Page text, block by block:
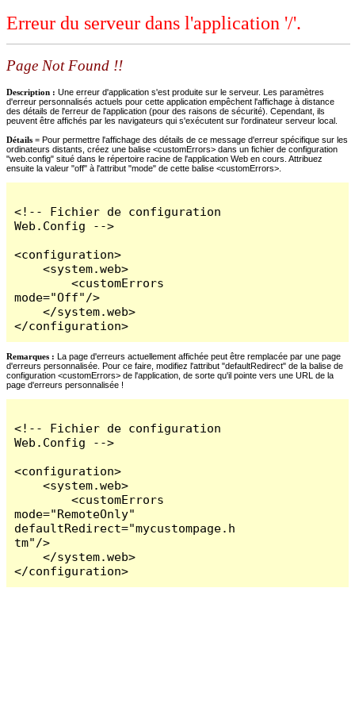
Erreur du serveur dans l'application '/'.
Page Not Found !!
Description : Une erreur d'application s'est produite sur le serveur. Les paramètres
d'erreur personnalisés actuels pour cette application empêchent l'affichage à distance
des détails de l'erreur de l'application (pour des raisons de sécurité). Cependant, ils
peuvent être affichés par les navigateurs qui s'exécutent sur l'ordinateur serveur local.
Détails = Pour permettre l'affichage des détails de ce message d'erreur spécifique sur les
ordinateurs distants, créez une balise <customErrors> dans un fichier de configuration
"web.config" situé dans le répertoire racine de l'application Web en cours. Attribuez
ensuite la valeur "off" à l'attribut "mode" de cette balise <customErrors>.
<!-- Fichier de configuration
Web.Config -->
<configuration>
    <system.web>
        <customErrors
mode="Off"/>
    </system.web>
</configuration>
Remarques : La page d'erreurs actuellement affichée peut être remplacée par une page
d'erreurs personnalisée. Pour ce faire, modifiez l'attribut "defaultRedirect" de la balise de
configuration <customErrors> de l'application, de sorte qu'il pointe vers une URL de la
page d'erreurs personnalisée !
<!-- Fichier de configuration
Web.Config -->
<configuration>
    <system.web>
        <customErrors
mode="RemoteOnly"
defaultRedirect="mycustompage.h
tm"/>
    </system.web>
</configuration>